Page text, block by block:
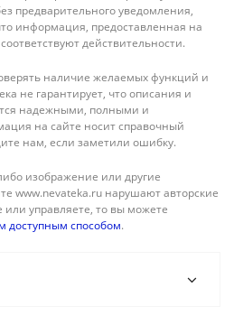
предварительного уведомления,
информация, предоставленная на
действительности.
наличие желаемых функций и
не гарантирует, что описания и
надежными, полными и
на сайте носит справочный
нам, если заметили ошибку.
изображение или другие
www.nevateka.ru нарушают авторские
управляете, то вы можете
доступным способом.